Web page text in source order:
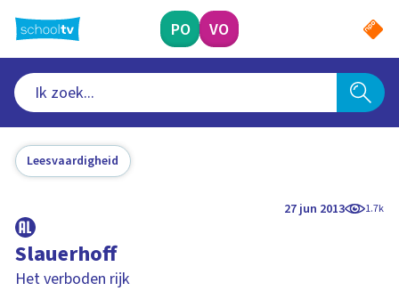
naar
hoofdinhoud
PO VO
Leesvaardigheid
27 jun 2013 1.7k
Slauerhoff
Het verboden rijk